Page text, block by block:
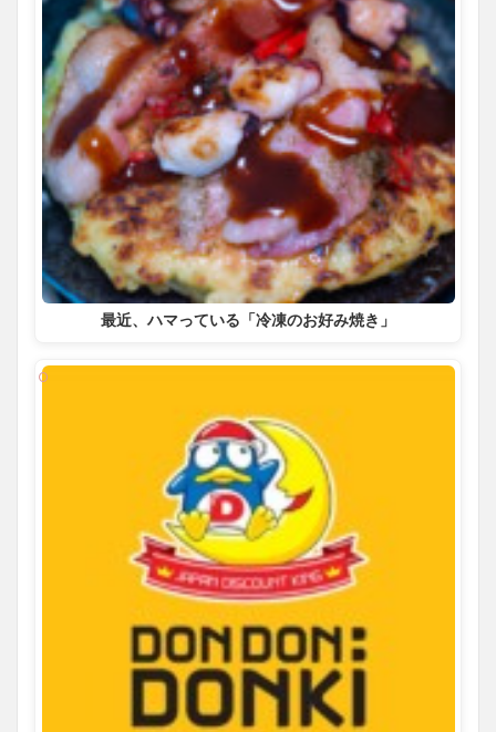
最近、ハマっている「冷凍のお好み焼き」